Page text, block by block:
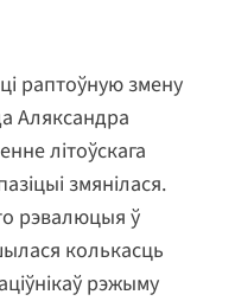
раптоўную змену
Аляксандра
літоўскага
змянілася.
рэвалюцыя ў
колькасць
рэжыму